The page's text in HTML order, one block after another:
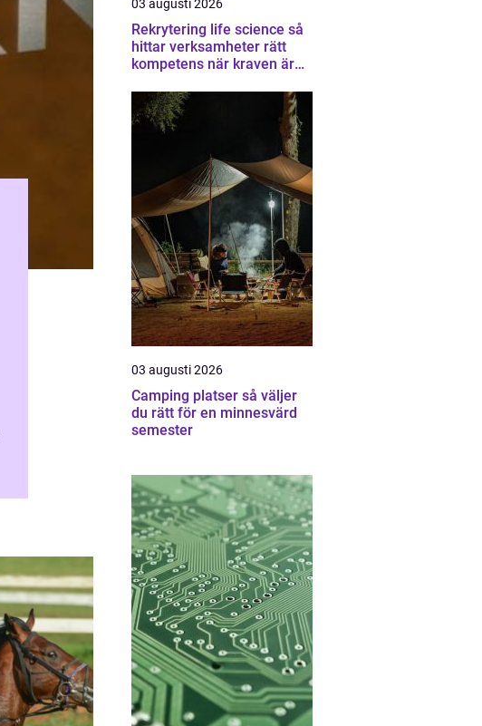
03 augusti 2026
Rekrytering life science så
hittar verksamheter rätt
kompetens när kraven är
03 augusti 2026
Camping platser så väljer
du rätt för en minnesvärd
semester